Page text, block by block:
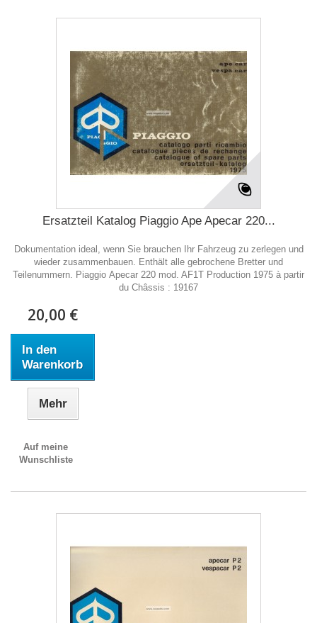
Ersatzteil Katalog Piaggio Ape Apecar 220...
Dokumentation ideal, wenn Sie brauchen Ihr Fahrzeug zu zerlegen und
wieder zusammenbauen. Enthält alle gebrochene Bretter und
Teilenummern. Piaggio Apecar 220 mod. AF1T Production 1975 à partir
du Châssis : 19167
20,00 €
In den
Warenkorb
Mehr
Auf meine
Wunschliste